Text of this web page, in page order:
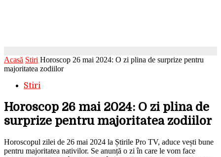
Acasă Stiri Horoscop 26 mai 2024: O zi plina de surprize pentru
majoritatea zodiilor
Stiri
Horoscop 26 mai 2024: O zi plina de
surprize pentru majoritatea zodiilor
Horoscopul zilei de 26 mai 2024 la Știrile Pro TV, aduce vești bune
pentru majoritatea nativilor. Se anunță o zi în care le vom face